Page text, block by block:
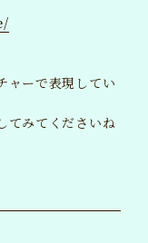
ャーで表現してい
てみてくださいね